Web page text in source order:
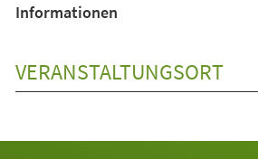
Informationen
VERANSTALTUNGSORT